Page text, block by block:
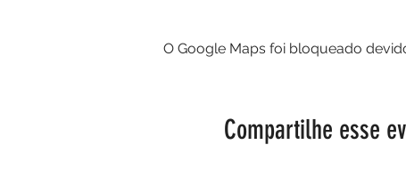
O Google Maps foi bloqueado
Compartilhe esse